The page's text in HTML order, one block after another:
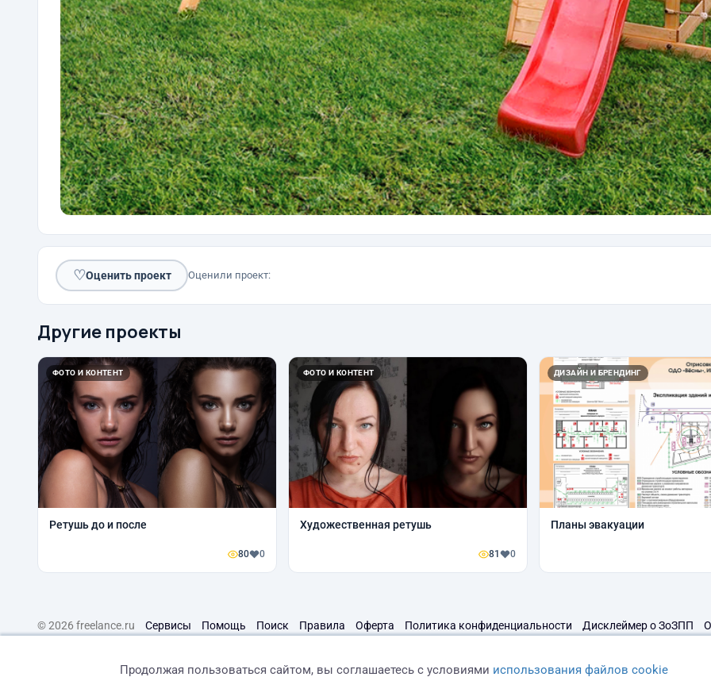
♡Оценить проект Оценили проект:
Другие проекты
ФОТО И КОНТЕНТ
Ретушь до и после
80 0
ФОТО И КОНТЕНТ
Художественная ретушь
81 0
ДИЗАЙН И БРЕНДИНГ
Планы эвакуации
© 2026 freelance.ru Сервисы Помощь Поиск Правила Оферта Политика конфиденциальности Дисклеймер о ЗоЗПП
Продолжая пользоваться сайтом, вы соглашаетесь с условиями использования файлов cookie